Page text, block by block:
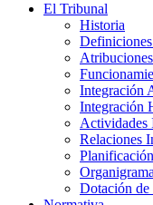
El Tribunal
Historia
Integración
Integración
Actividades
Relaciones
Organigrama
Dotación de